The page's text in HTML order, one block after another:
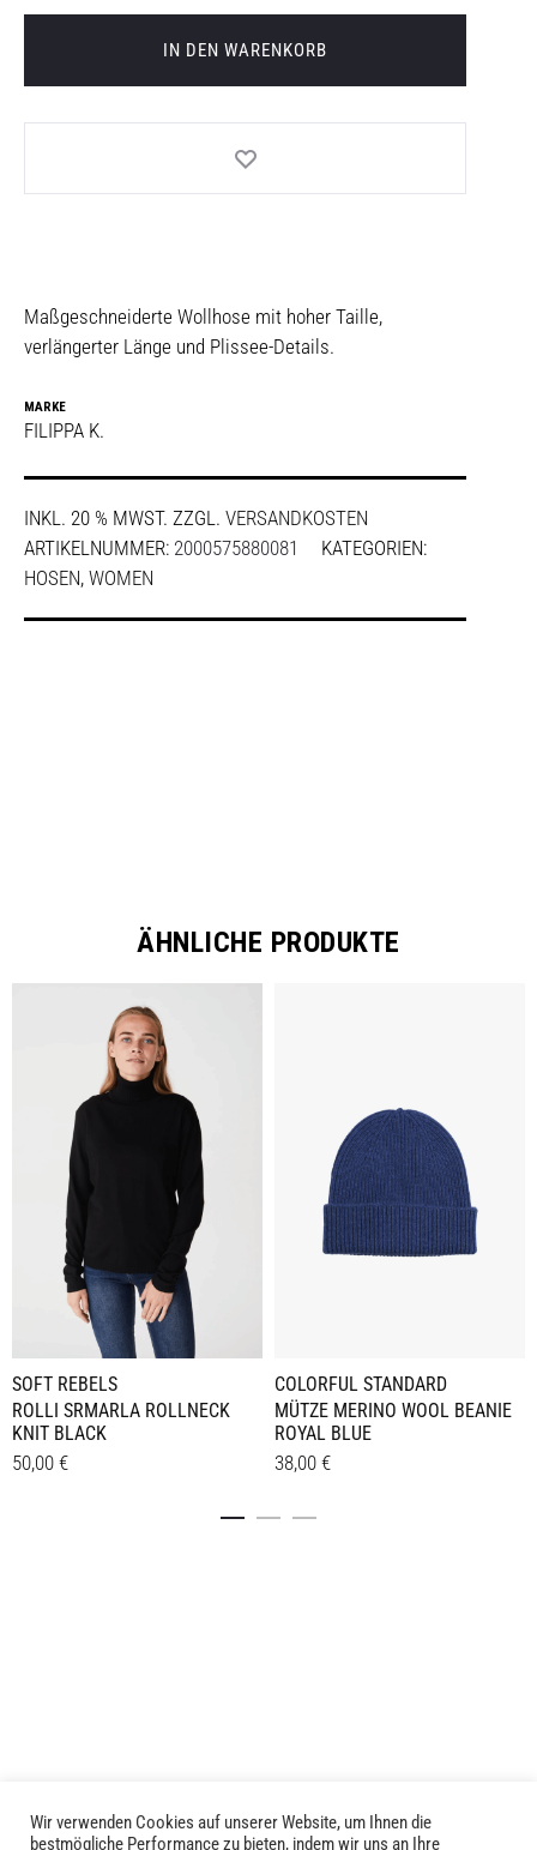
IN DEN WARENKORB
Maßgeschneiderte Wollhose mit hoher Taille,
verlängerter Länge und Plissee-Details.
MARKE
FILIPPA K.
INKL. 20 % MWST. ZZGL. VERSANDKOSTEN
ARTIKELNUMMER: 2000575880081
KATEGORIEN:
HOSEN, WOMEN
ÄHNLICHE PRODUKTE
SOFT REBELS
ROLLI SRMARLA ROLLNECK
KNIT BLACK
50,00 €
Produktseite
gewählt
COLORFUL STANDARD
MÜTZE MERINO WOOL BEANIE
ROYAL BLUE
38,00 €
LIVID © 2024
Wir verwenden Cookies auf unserer Website, um Ihnen die
bestmögliche Performance zu bieten, indem wir uns an Ihre